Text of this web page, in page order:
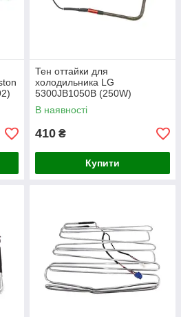
Тен оттайки для
холодильника LG
5300JB1050B (250W)
В наявності
410 ₴
Купити